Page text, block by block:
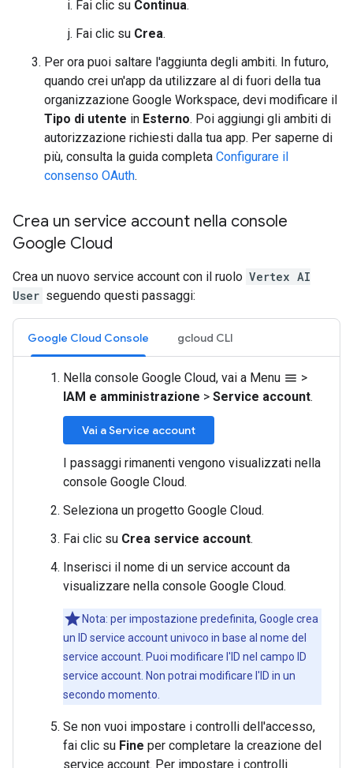
Fai clic su Continua.
Fai clic su Crea.
Per ora puoi saltare l'aggiunta degli ambiti. In futuro,
quando crei un'app da utilizzare al di fuori della tua
organizzazione Google Workspace, devi modificare il
Tipo di utente in Esterno. Poi aggiungi gli ambiti di
autorizzazione richiesti dalla tua app. Per saperne di
più, consulta la guida completa Configurare il
consenso OAuth.
Crea un service account nella console
Google Cloud
Crea un nuovo service account con il ruolo Vertex AI
User seguendo questi passaggi:
Google Cloud Console gcloud CLI
Nella console Google Cloud, vai a Menu menu >
IAM e amministrazione > Service account.
Vai a Service account
I passaggi rimanenti vengono visualizzati nella
console Google Cloud.
Seleziona un progetto Google Cloud.
Fai clic su Crea service account.
Inserisci il nome di un service account da
visualizzare nella console Google Cloud.
Nota: per impostazione predefinita, Google crea
un ID service account univoco in base al nome del
service account. Puoi modificare l'ID nel campo ID
service account. Non potrai modificare l'ID in un
secondo momento.
Se non vuoi impostare i controlli dell'accesso,
fai clic su Fine per completare la creazione del
service account. Per impostare i controlli